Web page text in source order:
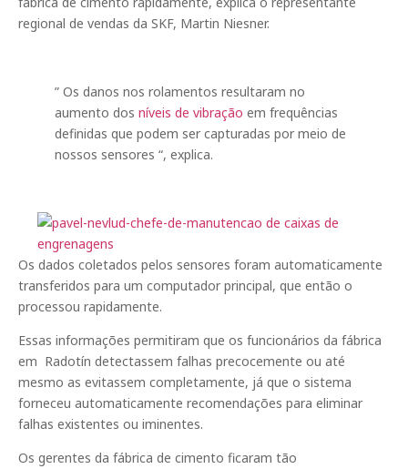
regional de vendas da SKF, Martin Niesner.
” Os danos nos rolamentos resultaram no
aumento dos níveis de vibração em frequências
definidas que podem ser capturadas por meio de
nossos sensores “, explica.
Os dados coletados pelos sensores foram automaticamente
transferidos para um computador principal, que então o
processou rapidamente.
Essas informações permitiram que os funcionários da fábrica
em Radotín detectassem falhas precocemente ou até
mesmo as evitassem completamente, já que o sistema
forneceu automaticamente recomendações para eliminar
falhas existentes ou iminentes.
Os gerentes da fábrica de cimento ficaram tão